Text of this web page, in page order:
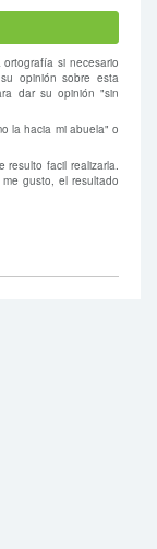
ortografía si necesario
opinión sobre esta
dar su opinión "sin
la hacia mi abuela" o
resulto facil realizarla.
gusto, el resultado